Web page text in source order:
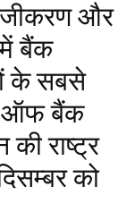
और
में बैंक
के सबसे
ऑफ बैंक
की राष्ट्र
को